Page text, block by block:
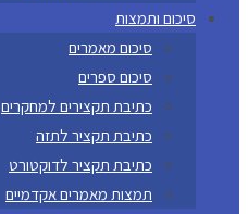
סיכום ותמצות
סיכום מאמרים
סיכום ספרים
כתיבת תקצירים למחקרים
כתיבת תקציר לתזה
כתיבת תקציר לדוקטורט
תמצות מאמרים אקדמיים